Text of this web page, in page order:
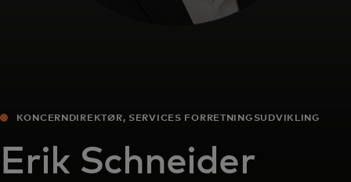
KONCERNDIREKTØR, SERVICES FORRETNINGSUDVIKLING
Erik Schneider